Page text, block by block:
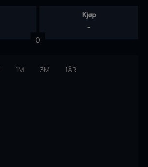
Kjøp
-
0
1M 3M 1ÅR